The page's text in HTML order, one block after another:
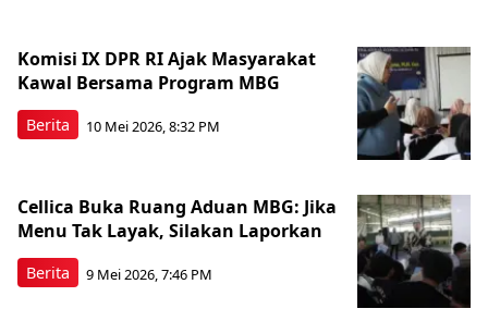
Berita
Komisi IX DPR RI Ajak Masyarakat
Kawal Bersama Program MBG
10 Mei 2026, 8:32 PM
Berita
Cellica Buka Ruang Aduan MBG: Jika
Menu Tak Layak, Silakan Laporkan
9 Mei 2026, 7:46 PM